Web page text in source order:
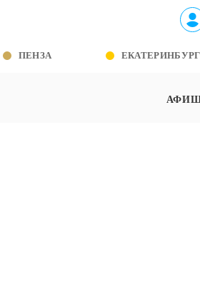
ПЕНЗА ЕКАТЕРИНБУРГ